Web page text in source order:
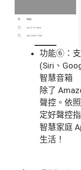
功能⑥：支
(Siri、
智慧音箱
除了
聲控。依
定好聲控
智慧家庭
生活！